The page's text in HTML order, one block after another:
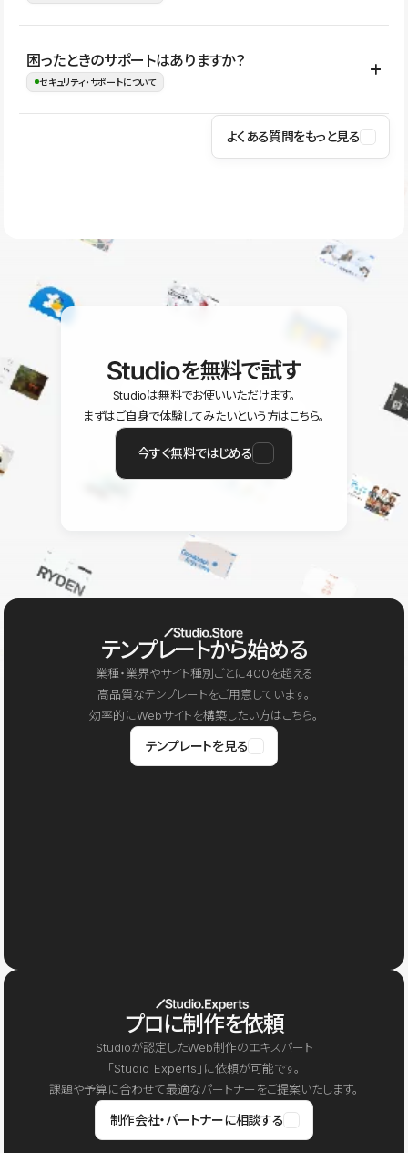
ながらレイアウトに影響を与えずに更新作業を進めやすくなりま
す。
Studioでは、公開サイトやサービスを安全に利用できるよう、通信
の暗号化、データ保護、アクセス管理、脆弱性対策など、複数の観
はSSL/TLSによる通信暗号化に対応しており、悪質なスクリプトの
困ったときのサポートはありますか？
セキュリティ・サポートについて
操作方法や機能については、ヘルプセンターでご確認いただけま
ユーザー同士で質問・相談できるコミュニティもご利用ください。
よくある質問をもっと見る
を無料で試す
Studioは無料でお使いいただけます。
まずはご自身で体験してみたいという方はこちら。
今すぐ無料ではじめる
テンプレートから始める
業種・業界やサイト種別ごとに400を超える
高品質なテンプレートをご用意しています。
効率的にWebサイトを構築したい方はこちら。
テンプレートを見る
プロに制作を依頼
Studioが認定したWeb制作のエキスパート
「Studio Experts」に依頼が可能です。
課題や予算に合わせて最適なパートナーをご提案いたします。
制作会社・パートナーに相談する